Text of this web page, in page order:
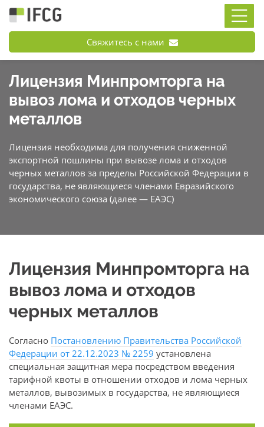
Свяжитесь с нами
Лицензия Минпромторга на
вывоз лома и отходов черных
металлов
Лицензия необходима для получения сниженной
экспортной пошлины при вывозе лома и отходов
черных металлов за пределы Российской Федерации в
государства, не являющиеся членами Евразийского
экономического союза (далее — ЕАЭС)
Лицензия Минпромторга на
вывоз лома и отходов
черных металлов
Согласно Постановлению Правительства Российской
Федерации от 22.12.2023 № 2259 установлена
специальная защитная мера посредством введения
тарифной квоты в отношении отходов и лома черных
металлов, вывозимых в государства, не являющиеся
членами ЕАЭС.